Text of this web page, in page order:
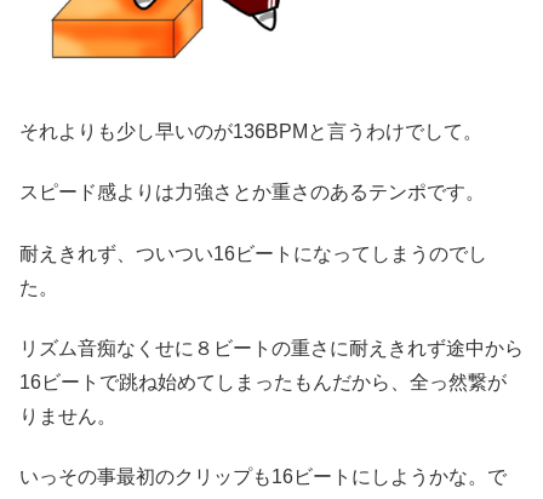
それよりも少し早いのが136BPMと言うわけでして。
スピード感よりは力強さとか重さのあるテンポです。
耐えきれず、ついつい16ビートになってしまうのでし
た。
リズム音痴なくせに８ビートの重さに耐えきれず途中から
16ビートで跳ね始めてしまったもんだから、全っ然繋が
りません。
いっその事最初のクリップも16ビートにしようかな。で